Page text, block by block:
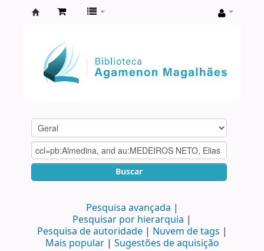
Agamenon
Magalhães
Buscar
Pesquisa avançada
Pesquisar por hierarquia
Pesquisa de autoridade
Nuvem de tags
Mais popular
Sugestões de aquisição